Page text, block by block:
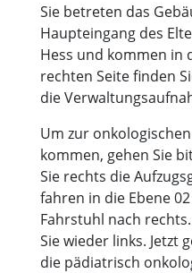
Sie betreten das
Haupteingang des
Hess und kommen in
rechten Seite finden
die
Um zur
kommen, gehen Sie
Sie rechts die
fahren in die Ebene
Fahrstuhl nach
Sie wieder links. Jetzt
die pädiatrisch